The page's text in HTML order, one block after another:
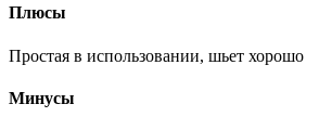
Плюсы
Простая в использовании, шьет хорошо
Минусы